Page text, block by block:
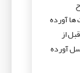
آورده
از
آورده